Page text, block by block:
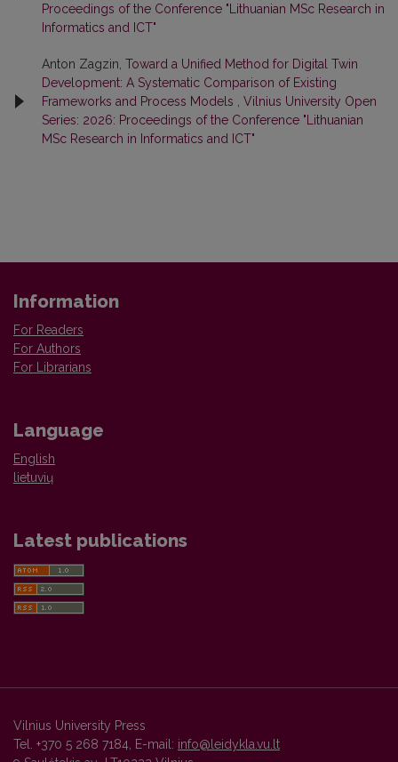
Proceedings of the Conference "Lithuanian MSc Research in
Informatics and ICT"
Anton Zagzin, Toward a Unified Method for Digital Twin
Development: A Systematic Comparison of Existing
Frameworks and Process Models
Vilnius University Open
Series: 2026: Proceedings of the Conference "Lithuanian
MSc Research in Informatics and ICT"
Information
For Readers
For Authors
For Librarians
Language
English
lietuvių
Latest publications
Vilnius University Press
Tel. +370 5 268 7184, E-mail: info@leidykla.vu.lt